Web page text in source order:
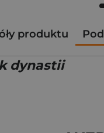
produktu
dynastii